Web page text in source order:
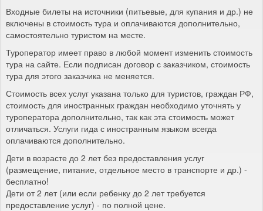
Входные билеты на источники (питьевые, для купания и др.) не
включены в стоимость тура и оплачиваются дополнительно,
самостоятельно туристом на месте.
Туроператор имеет право в любой момент изменить стоимость
тура на сайте. Если подписан договор с заказчиком, стоимость
тура для этого заказчика не меняется.
Стоимость всех услуг указана только для туристов, граждан РФ,
стоимость для иностранных граждан необходимо уточнять у
туроператора дополнительно, так как эта стоимость может
отличаться. Услуги гида с иностранным языком всегда
оплачиваются дополнительно.
Дети в возрасте до 2 лет без предоставления услуг
(размещение, питание, отдельное место в транспорте и др.) -
бесплатно!
Дети от 2 лет (или если ребенку до 2 лет требуется
предоставление услуг) - по полной цене.